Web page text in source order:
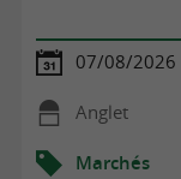
07/08/2026
Anglet
Marchés